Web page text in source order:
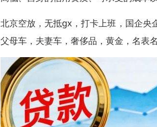
北京空放，无抵gx，打卡上班，国企央
父母车，夫妻车，奢侈品，黄金，名表名